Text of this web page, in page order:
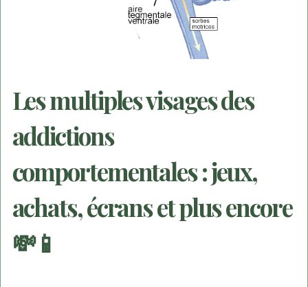
Les multiples visages des
addictions
comportementales : jeux,
achats, écrans et plus encore
💸📱